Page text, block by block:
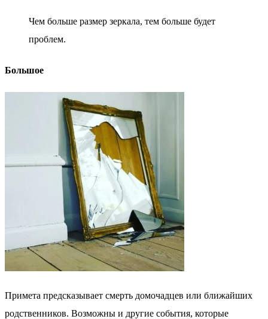
Чем больше размер зеркала, тем больше будет
проблем.
Большое
Примета предсказывает смерть домочадцев или ближайших
родственников. Возможны и другие события, которые